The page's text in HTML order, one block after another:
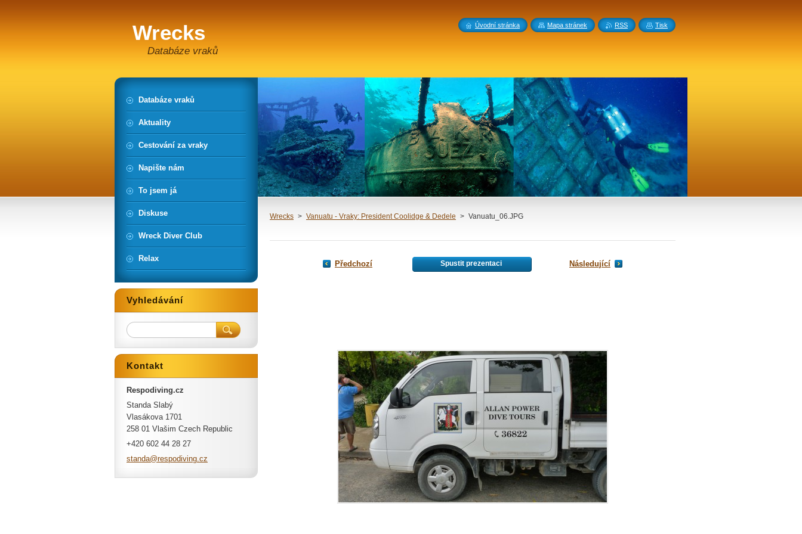
Wrecks
Databáze vraků
Wrecks > Vanuatu - Vraky: President Coolidge & Dedele > Vanuatu_06.JPG
Předchozí Spustit prezentaci Následující
Databáze vraků
Aktuality
Cestování za vraky
Napište nám
To jsem já
Diskuse
Wreck Diver Club
Relax
Vyhledávání
Kontakt
Respodiving.cz
Standa Slabý
Vlasákova 1701
258 01 Vlašim Czech Republic
+420 602 44 28 27
standa@respodiving.cz
Úvodní stránka Mapa stránek RSS Tisk